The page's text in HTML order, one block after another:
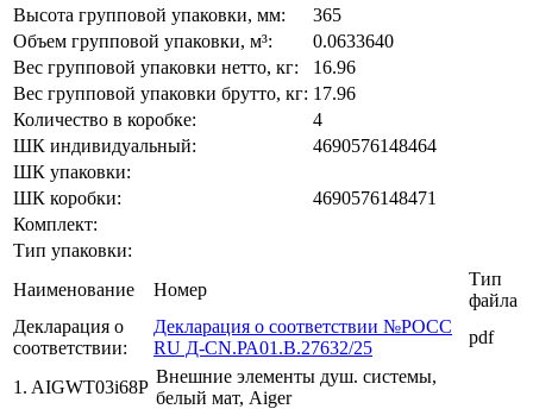
Высота групповой упаковки, мм:
365
Объем групповой упаковки, м³:
0.0633640
Вес групповой упаковки нетто, кг:
16.96
Вес групповой упаковки брутто, кг: 17.96
Количество в коробке:
4
ШК индивидуальный:
4690576148464
ШК упаковки:
ШК коробки:
4690576148471
Комплект:
Тип упаковки:
Наименование
Номер
Тип
файла
Декларация о
соответствии:
Декларация о соответствии №РОСС
RU Д-CN.РА01.В.27632/25
pdf
1. AIGWT03i68P
Внешние элементы душ. системы,
белый мат, Aiger